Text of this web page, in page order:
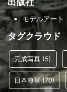
出版社
モデルアート
タグクラウド
完成写真 (5)
日本海軍(70)